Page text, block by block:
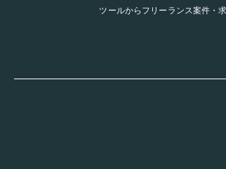
ツールからフリーランス案件・